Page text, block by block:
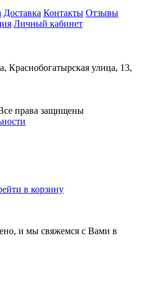
Доставка Контакты Отзывы
Личный кабинет
Краснобогатырская улица, 13,
права защищены
в корзину
и мы свяжемся с Вами в